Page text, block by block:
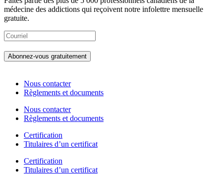
médecine des addictions qui reçoivent notre infolettre mensuelle
gratuite.
Nous contacter
Règlements et documents
Nous contacter
Règlements et documents
Certification
Titulaires d’un certificat
Certification
Titulaires d’un certificat